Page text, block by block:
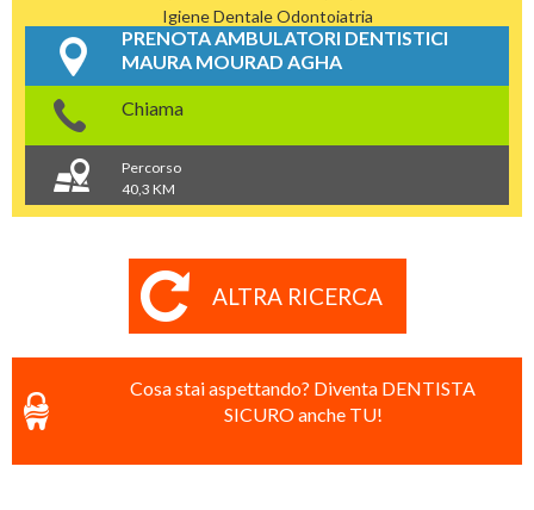
Igiene Dentale Odontoiatria
PRENOTA AMBULATORI DENTISTICI
MAURA MOURAD AGHA
Chiama
Percorso
40,3 KM
ALTRA RICERCA
Cosa stai aspettando? Diventa DENTISTA
SICURO anche TU!